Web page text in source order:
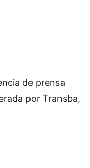
de prensa
por Transba,